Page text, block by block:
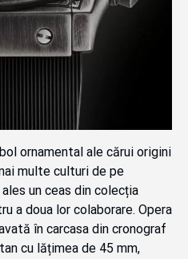
ornamental ale cărui origini
multe culturi de pe
un ceas din colecția
a doua lor colaborare. Opera
în carcasa din cronograf
cu lățimea de 45 mm,